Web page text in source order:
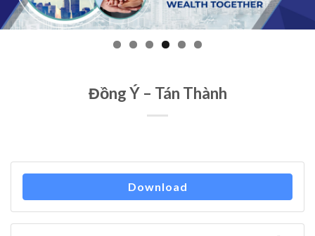
Đồng Ý – Tán Thành
Download